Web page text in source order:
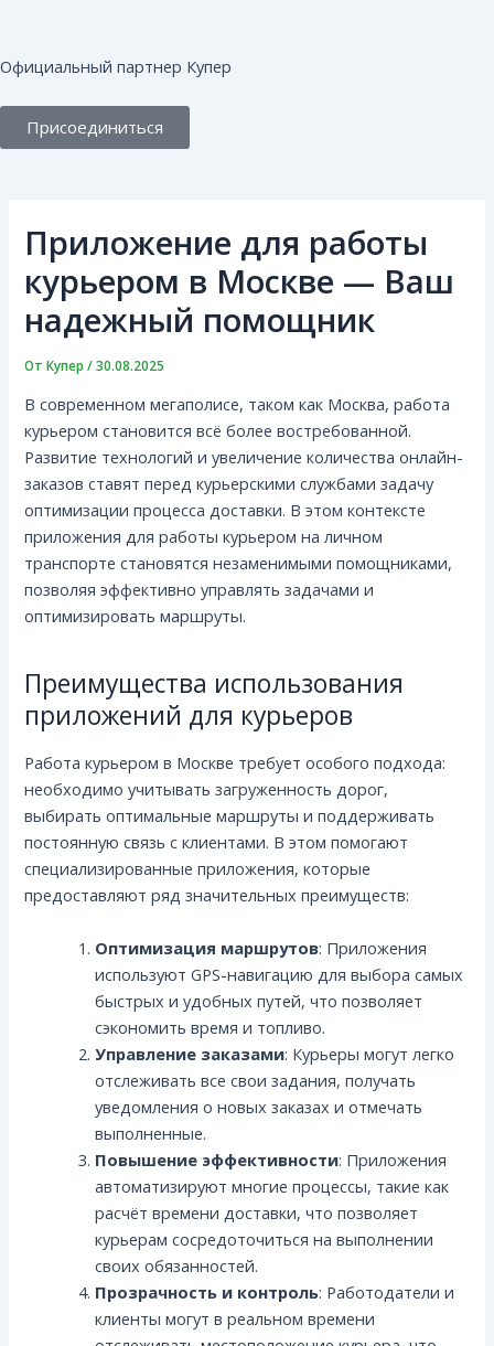
содержимому
Официальный партнер Купер
Присоединиться
Приложение для работы
курьером в Москве — Ваш
надежный помощник
ОтКупер/30.08.2025
В современном мегаполисе, таком как Москва, работа
курьером становится всё более востребованной.
Развитие технологий и увеличение количества онлайн-
заказов ставят перед курьерскими службами задачу
оптимизации процесса доставки. В этом контексте
приложения для работы курьером на личном
транспорте становятся незаменимыми помощниками,
позволяя эффективно управлять задачами и
оптимизировать маршруты.
Преимущества использования
приложений для курьеров
Работа курьером в Москве требует особого подхода:
необходимо учитывать загруженность дорог,
выбирать оптимальные маршруты и поддерживать
постоянную связь с клиентами. В этом помогают
специализированные приложения, которые
предоставляют ряд значительных преимуществ:
Оптимизация маршрутов: Приложения
используют GPS-навигацию для выбора самых
быстрых и удобных путей, что позволяет
сэкономить время и топливо.
Управление заказами: Курьеры могут легко
отслеживать все свои задания, получать
уведомления о новых заказах и отмечать
выполненные.
Повышение эффективности: Приложения
автоматизируют многие процессы, такие как
расчёт времени доставки, что позволяет
курьерам сосредоточиться на выполнении
своих обязанностей.
Прозрачность и контроль: Работодатели и
клиенты могут в реальном времени
записям